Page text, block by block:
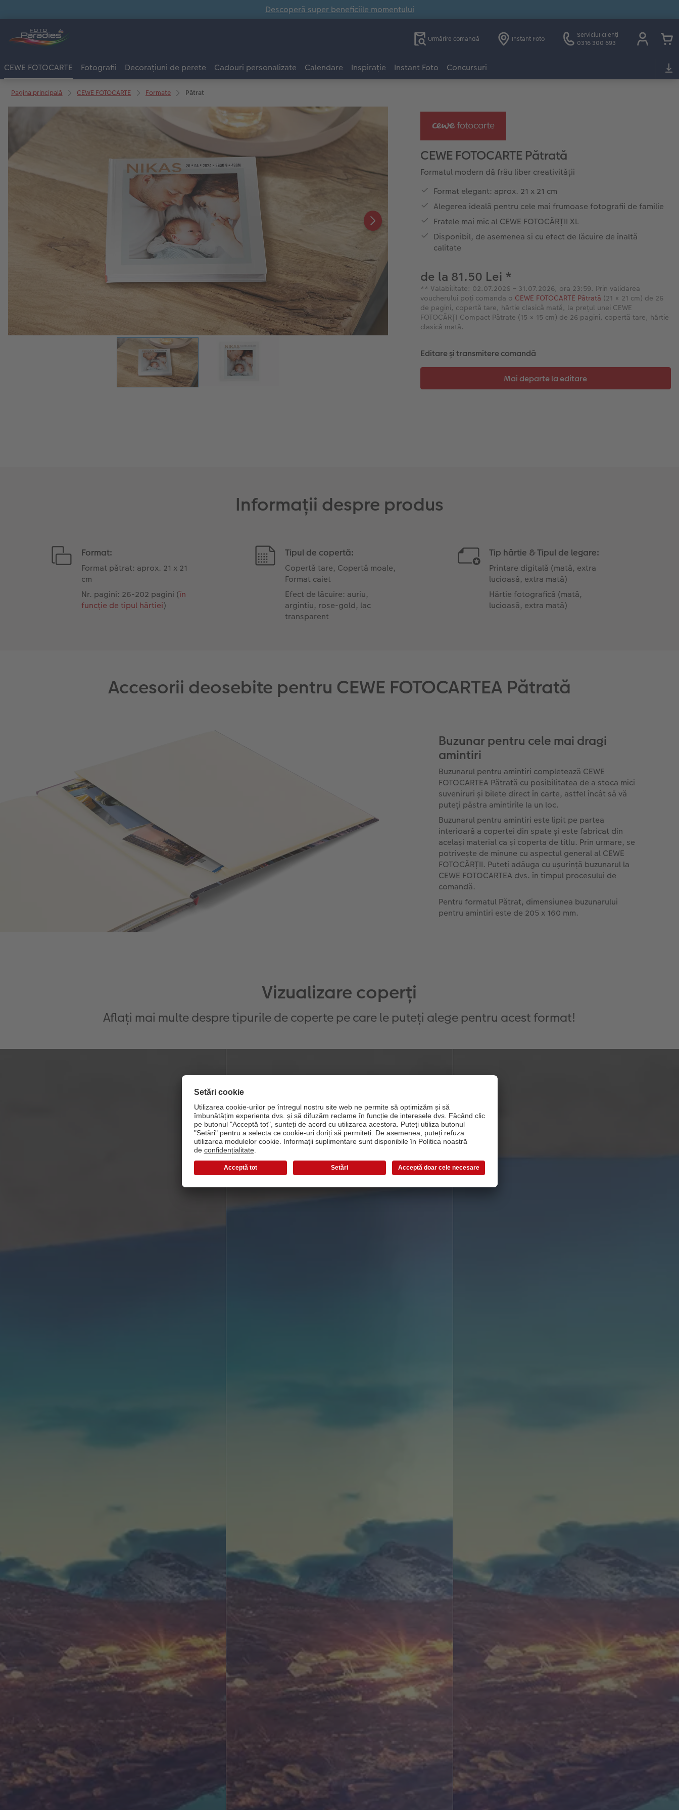
Descoperă super beneficiile momentului
Urmărire comandă Instant Foto
Serviciul clienți
0316 300 693
CEWE FOTOCARTE Fotografii Decorațiuni de perete Cadouri personalizate Calendare Inspirație Instant Foto Concursuri
Pagina principală CEWE FOTOCARTE Formate Pătrat
CEWE FOTOCARTE Pătrată
Formatul modern dă frâu liber creativității
Format elegant: aprox. 21 x 21 cm
Alegerea ideală pentru cele mai frumoase fotografii de familie
Fratele mai mic al CEWE FOTOCĂRȚII XL
Disponibil, de asemenea si cu efect de lăcuire de înaltă
calitate
de la 81.50 Lei *
** Valabilitate: 02.07.2026 – 31.07.2026, ora 23:59. Prin validarea
voucherului poți comanda o CEWE FOTOCARTE Pătrată (21 × 21 cm) de 26
de pagini, copertă tare, hârtie clasică mată, la prețul unei CEWE
FOTOCĂRȚI Compact Pătrate (15 × 15 cm) de 26 pagini, copertă tare, hârtie
clasică mată.
Editare și transmitere comandă
Informații despre produs
Format:
Format pătrat: aprox. 21 x 21
cm
Nr. pagini: 26-202 pagini (în
funcție de tipul hârtiei)
Tipul de copertă:
Copertă tare, Copertă moale,
Format caiet
Efect de lăcuire: auriu,
argintiu, rose-gold, lac
transparent
Tip hârtie & Tipul de legare:
Printare digitală (mată, extra
lucioasă, extra mată)
Hârtie fotografică (mată,
lucioasă, extra mată)
Accesorii deosebite pentru CEWE FOTOCARTEA Pătrată
Buzunar pentru cele mai dragi
amintiri
Buzunarul pentru amintiri completează CEWE
FOTOCARTEA Pătrată cu posibilitatea de a stoca mici
suveniruri și bilete direct în carte, astfel încât să vă
puteți păstra amintirile la un loc.
Buzunarul pentru amintiri este lipit pe partea
interioară a copertei din spate și este fabricat din
același material ca și coperta de titlu. Prin urmare, se
potrivește de minune cu aspectul general al CEWE
FOTOCĂRȚII. Puteți adăuga cu ușurință buzunarul la
CEWE FOTOCARTEA dvs. în timpul procesului de
comandă.
Pentru formatul Pătrat, dimensiunea buzunarului
pentru amintiri este de 205 x 160 mm.
Vizualizare coperți
Aflați mai multe despre tipurile de coperte pe care le puteți alege pentru acest format!